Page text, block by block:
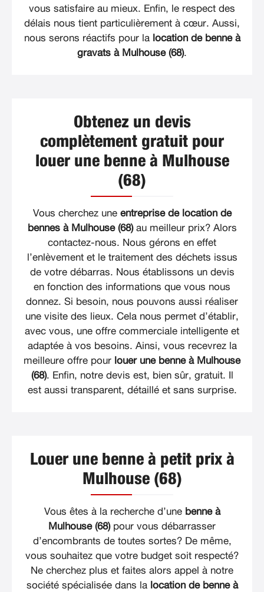
vous satisfaire au mieux. Enfin, le respect des
délais nous tient particulièrement à cœur. Aussi,
nous serons réactifs pour la location de benne à
gravats à Mulhouse (68).
Obtenez un devis
complètement gratuit pour
louer une benne à Mulhouse
(68)
Vous cherchez une entreprise de location de
bennes à Mulhouse (68)au meilleur prix? Alors
contactez-nous. Nous gérons en effet
l’enlèvement et le traitement des déchets issus
de votre débarras. Nous établissons un devis
en fonction des informations que vous nous
donnez. Si besoin, nous pouvons aussi réaliser
une visite des lieux. Cela nous permet d’établir,
avec vous, une offre commerciale intelligente et
adaptée à vos besoins. Ainsi, vous recevrez la
meilleure offre pour louer une benne à Mulhouse
(68). Enfin, notre devis est, bien sûr, gratuit. Il
est aussi transparent, détaillé et sans surprise.
Louer une benne à petit prix à
Mulhouse (68)
Vous êtes à la recherche d’une benne à
Mulhouse (68)pour vous débarrasser
d’encombrants de toutes sortes? De même,
vous souhaitez que votre budget soit respecté?
Ne cherchez plus et faites alors appel à notre
société spécialisée dans la location de benne à